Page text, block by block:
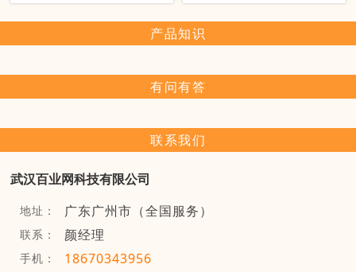
产品知识
有问有答
联系我们
武汉百业网科技有限公司
地址： 广东广州市（全国服务）
联系： 颜经理
手机： 18670343956